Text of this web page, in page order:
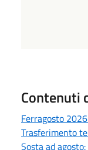
Contenuti
Ferragosto
Trasferimento
Sosta ad